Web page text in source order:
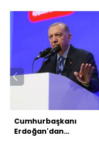
Cumhurbaşkanı
Erdoğan'dan